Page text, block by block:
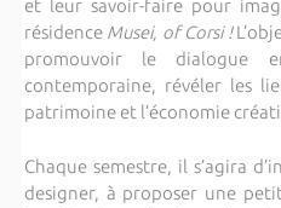
et leur savoir-faire pour
résidence Musei, of Corsi !
promouvoir le dialogue
contemporaine, révéler les
patrimoine et l’économie
Chaque semestre, il s’agira
designer, à proposer une